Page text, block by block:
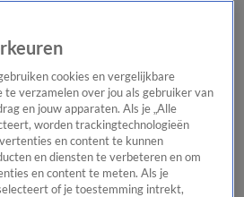
Het beste van Hart
Tip de
cookies en vergelijkbare
verzamelen over jou als gebruiker van
en jouw apparaten. Als je „Alle
worden trackingtechnologieën
en content te kunnen
en diensten te verbeteren en om
en content te meten. Als je
of je toestemming intrekt,